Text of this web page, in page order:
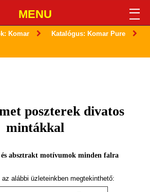
MENU
Komar Katalógus: Komar Pure
poszterek divatos
mintákkal
és absztrakt motívumok minden falra
alábbi üzleteinkben megtekinthető: